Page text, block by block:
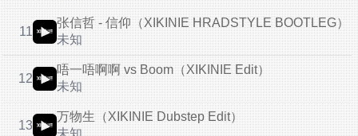
11
张信哲 - 信仰（XIKINIE HRADSTYLE BOOTLEG）
未知
12
唔一唔啊啊 vs Boom（XIKINIE Edit）
未知
13
万物生（XIKINIE Dubstep Edit）
未知